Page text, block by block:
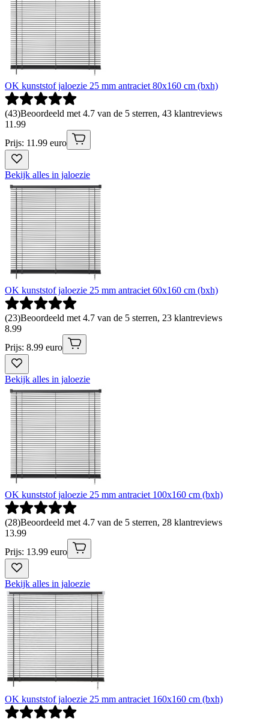
OK kunststof jaloezie 25 mm antraciet 80x160 cm (bxh)
(43)Beoordeeld met 4.7 van de 5 sterren, 43 klantreviews
11 .99
Prijs: 11.99 euro
Bekijk alles in jaloezie
OK kunststof jaloezie 25 mm antraciet 60x160 cm (bxh)
(23)Beoordeeld met 4.7 van de 5 sterren, 23 klantreviews
8.99
Prijs: 8.99 euro
Bekijk alles in jaloezie
OK kunststof jaloezie 25 mm antraciet 100x160 cm (bxh)
(28)Beoordeeld met 4.7 van de 5 sterren, 28 klantreviews
13.99
Prijs: 13.99 euro
Bekijk alles in jaloezie
OK kunststof jaloezie 25 mm antraciet 160x160 cm (bxh)